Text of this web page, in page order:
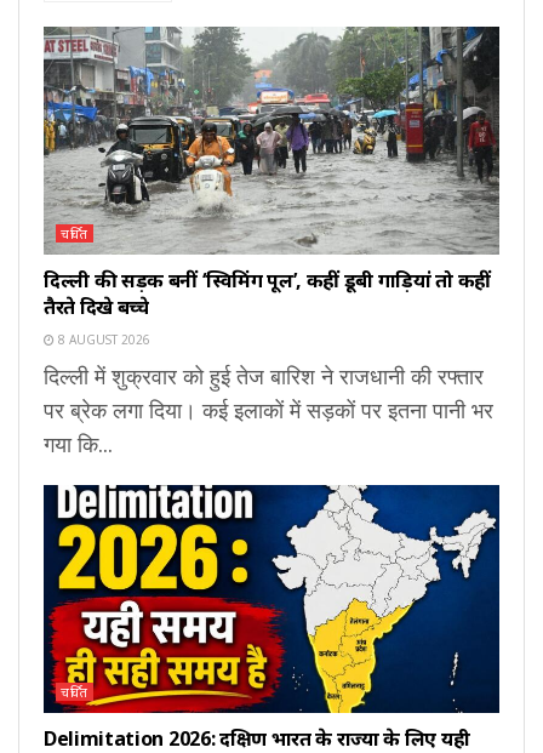
चर्चित
दिल्ली की सड़कें बनीं ‘स्विमिंग पूल’, कहीं डूबी गाड़ियां तो कहीं
तैरते दिखे बच्चे
8 AUGUST 2026
दिल्ली में शुक्रवार को हुई तेज बारिश ने राजधानी की रफ्तार
पर ब्रेक लगा दिया। कई इलाकों में सड़कों पर इतना पानी भर
गया कि...
चर्चित
Delimitation 2026: दक्षिण भारत के राज्यों के लिए यही